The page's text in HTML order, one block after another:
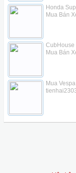
Honda
Mua Bán
CubHouse
Mua Bán
Mua